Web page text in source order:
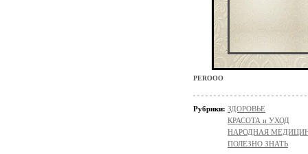
PEROOO
Рубрики: ЗДОРОВЬЕ
КРАСОТА и УХОД
НАРОДНАЯ
ПОЛЕЗНО ЗНАТЬ